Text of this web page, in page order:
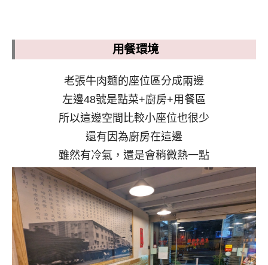
用餐環境
老張牛肉麵的座位區分成兩邊
左邊48號是點菜+廚房+用餐區
所以這邊空間比較小座位也很少
還有因為廚房在這邊
雖然有冷氣，還是會稍微熱一點